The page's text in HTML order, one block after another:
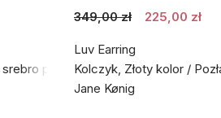
srebro próby 925
349,00 zł 225,00 zł
Luv Earring
Kolczyk, Złoty kolor /
Jane Kønig